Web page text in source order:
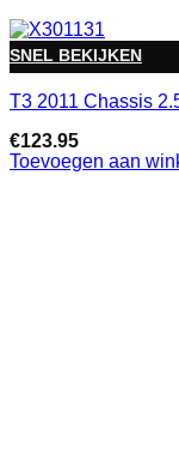
SNEL BEKIJKEN
T3 2011 Chassis
€123.95
Toevoegen aan